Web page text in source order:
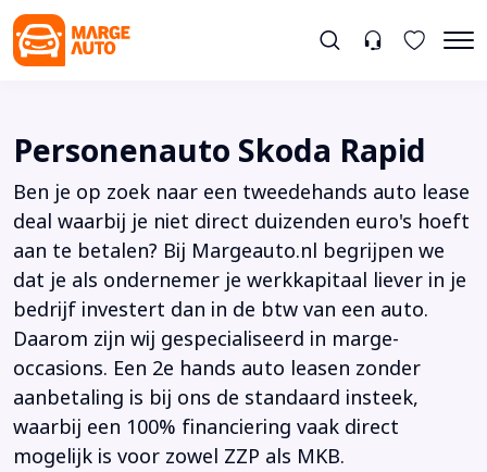
Personenauto Skoda Rapid
Ben je op zoek naar een tweedehands auto lease
deal waarbij je niet direct duizenden euro's hoeft
aan te betalen? Bij Margeauto.nl begrijpen we
dat je als ondernemer je werkkapitaal liever in je
bedrijf investert dan in de btw van een auto.
Daarom zijn wij gespecialiseerd in marge-
occasions. Een 2e hands auto leasen zonder
aanbetaling is bij ons de standaard insteek,
waarbij een 100% financiering vaak direct
mogelijk is voor zowel ZZP als MKB.